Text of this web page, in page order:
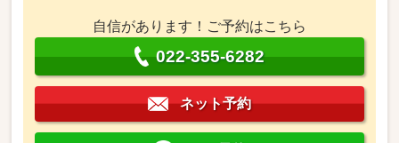
自信があります！ご予約はこちら
022-355-6282
ネット予約